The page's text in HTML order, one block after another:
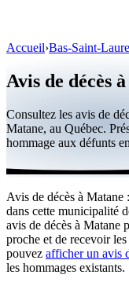
Personnalités
Québec
Canada
International
Par région
Par ville
Maisons funéraires
Accueil›Bas-Saint-
Avis de décès
Consultez les avis de
Matane, au Québec.
hommage aux défunts
Avis de décès à Matane
dans cette municipalité
avis de décès à Matane
proche et de recevoir
pouvez afficher un avis
les hommages existants.